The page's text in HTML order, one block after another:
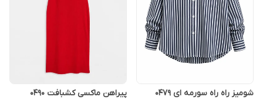
شومیز راه راه سورمه ای 0479 پیراهن ماکسی کشبافت 0490